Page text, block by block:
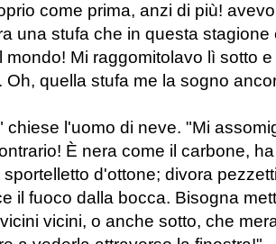
come prima, anzi di più!
una stufa che in questa stagione
mondo! Mi raggomitolavo lì sotto e
Oh, quella stufa me la sogno
chiese l'uomo di neve. "Mi
È nera come il carbone,
sportelletto d'ottone; divora
il fuoco dalla bocca. Bisogna
vicini, o anche sotto, che